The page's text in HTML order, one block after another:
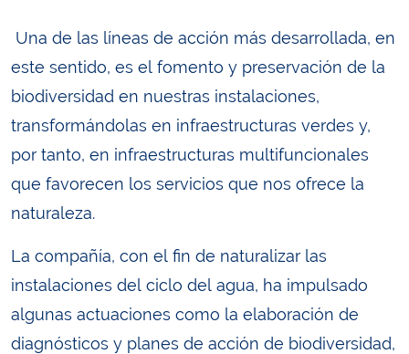
Una de las líneas de acción más desarrollada, en
este sentido, es el fomento y preservación de la
biodiversidad en nuestras instalaciones,
transformándolas en infraestructuras verdes y,
por tanto, en infraestructuras multifuncionales
que favorecen los servicios que nos ofrece la
naturaleza.
La compañía, con el fin de naturalizar las
instalaciones del ciclo del agua, ha impulsado
algunas actuaciones como la elaboración de
diagnósticos y planes de acción de biodiversidad,